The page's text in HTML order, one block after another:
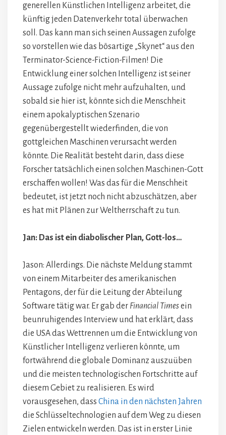
generellen Künstlichen Intelligenz arbeitet, die
künftig jeden Datenverkehr total überwachen
soll. Das kann man sich seinen Aussagen zufolge
so vorstellen wie das bösartige „Skynet“ aus den
Terminator-Science-Fiction-Filmen! Die
Entwicklung einer solchen Intelligenz ist seiner
Aussage zufolge nicht mehr aufzuhalten, und
sobald sie hier ist, könnte sich die Menschheit
einem apokalyptischen Szenario
gegenübergestellt wiederfinden, die von
gottgleichen Maschinen verursacht werden
könnte. Die Realität besteht darin, dass diese
Forscher tatsächlich einen solchen Maschinen-Gott
erschaffen wollen! Was das für die Menschheit
bedeutet, ist jetzt noch nicht abzuschätzen, aber
es hat mit Plänen zur Weltherrschaft zu tun.
Jan: Das ist ein diabolischer Plan, Gott-los…
Jason: Allerdings. Die nächste Meldung stammt
von einem Mitarbeiter des amerikanischen
Pentagons, der für die Leitung der Abteilung
Software tätig war. Er gab der Financial Timesein
beunruhigendes Interview und hat erklärt, dass
die USA das Wettrennen um die Entwicklung von
Künstlicher Intelligenz verlieren könnte, um
fortwährend die globale Dominanz auszuüben
und die meisten technologischen Fortschritte auf
diesem Gebiet zu realisieren. Es wird
vorausgesehen, dass China in den nächsten Jahren
die Schlüsseltechnologien auf dem Weg zu diesen
Zielen entwickeln werden. Das ist in erster Linie